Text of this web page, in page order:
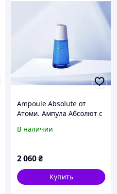
Ampoule Absolute от
Атоми. Ампула Абсолют с
для омоложения и
В наличии
2 060₴
Купить